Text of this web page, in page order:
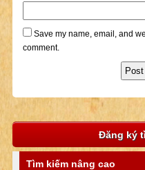
Save my name, email, and
comment.
Đăng ký
Tìm kiếm nâng cao